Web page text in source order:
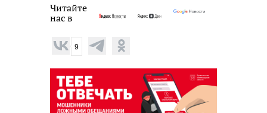
Читайте
нас в
9